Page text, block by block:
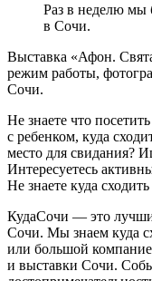
Раз в неделю мы
в Сочи.
Выставка «Афон.
режим работы,
Сочи.
Не знаете что
с ребенком, куда
место для свидания?
Интересуетесь
Не знаете куда
КудаСочи — это
Сочи. Мы знаем куда
или большой
и выставки Сочи.